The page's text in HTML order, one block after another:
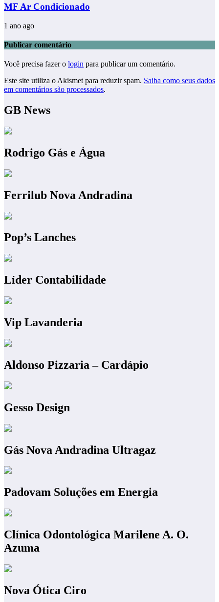
MF Ar Condicionado
1 ano ago
Publicar comentário
Você precisa fazer o login para publicar um comentário.
Este site utiliza o Akismet para reduzir spam. Saiba como seus dados
em comentários são processados.
GB News
Rodrigo Gás e Água
Ferrilub Nova Andradina
Pop’s Lanches
Líder Contabilidade
Vip Lavanderia
Aldonso Pizzaria – Cardápio
Gesso Design
Gás Nova Andradina Ultragaz
Padovam Soluções em Energia
Clínica Odontológica Marilene A. O.
Azuma
Nova Ótica Ciro